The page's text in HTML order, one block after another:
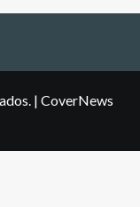
| CoverNews